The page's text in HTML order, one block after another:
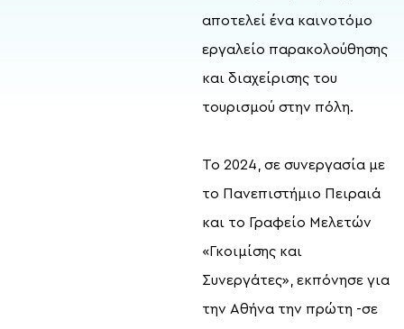
αποτελεί ένα καινοτόμο
εργαλείο παρακολούθησης
και διαχείρισης του
τουρισμού στην πόλη.
Το 2024, σε συνεργασία με
το Πανεπιστήμιο Πειραιά
και το Γραφείο Μελετών
«Γκοιμίσης και
Συνεργάτες», εκπόνησε για
την Αθήνα την πρώτη -σε